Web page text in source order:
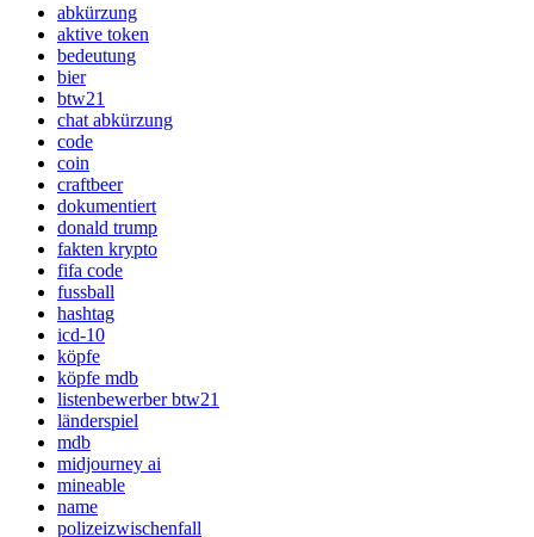
abkürzung
aktive token
bedeutung
bier
btw21
chat abkürzung
code
coin
craftbeer
dokumentiert
donald trump
fakten krypto
fifa code
fussball
hashtag
icd-10
köpfe
köpfe mdb
listenbewerber btw21
länderspiel
mdb
midjourney ai
mineable
name
polizeizwischenfall